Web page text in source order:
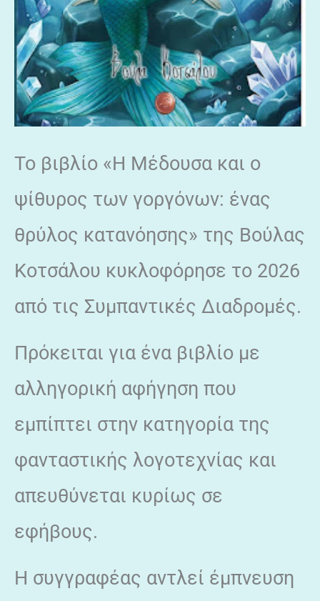
Το βιβλίο «Η Μέδουσα και ο
ψίθυρος των γοργόνων: ένας
θρύλος κατανόησης» της Βούλας
Κοτσάλου κυκλοφόρησε το 2026
από τις Συμπαντικές Διαδρομές.
Πρόκειται για ένα βιβλίο με
αλληγορική αφήγηση που
εμπίπτει στην κατηγορία της
φανταστικής λογοτεχνίας και
απευθύνεται κυρίως σε
εφήβους.
Η συγγραφέας αντλεί έμπνευση